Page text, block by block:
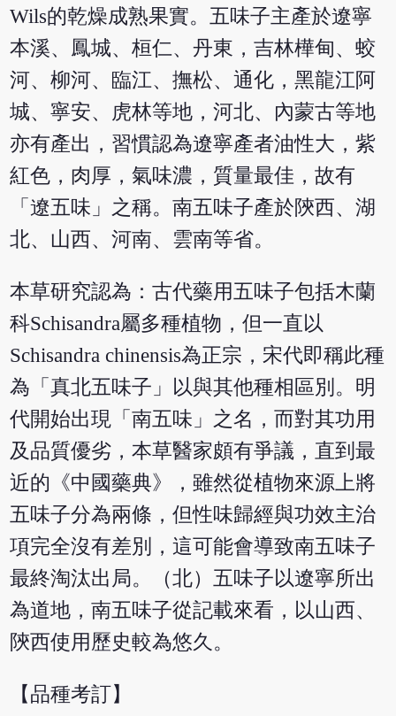
Wils的乾燥成熟果實。五味子主產於遼寧
本溪、鳳城、桓仁、丹東，吉林樺甸、蛟
河、柳河、臨江、撫松、通化，黑龍江阿
城、寧安、虎林等地，河北、內蒙古等地
亦有產出，習慣認為遼寧產者油性大，紫
紅色，肉厚，氣味濃，質量最佳，故有
「遼五味」之稱。南五味子產於陝西、湖
北、山西、河南、雲南等省。
本草研究認為：古代藥用五味子包括木蘭
科Schisandra屬多種植物，但一直以
Schisandra chinensis為正宗，宋代即稱此種
為「真北五味子」以與其他種相區別。明
代開始出現「南五味」之名，而對其功用
及品質優劣，本草醫家頗有爭議，直到最
近的《中國藥典》，雖然從植物來源上將
五味子分為兩條，但性味歸經與功效主治
項完全沒有差別，這可能會導致南五味子
最終淘汰出局。（北）五味子以遼寧所出
為道地，南五味子從記載來看，以山西、
陝西使用歷史較為悠久。
【品種考訂】